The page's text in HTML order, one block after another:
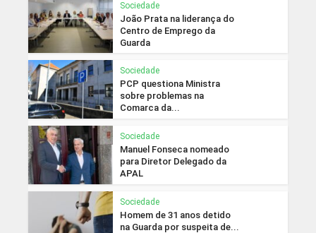
Sociedade
João Prata na liderança do
Centro de Emprego da
Guarda
Sociedade
PCP questiona Ministra
sobre problemas na
Comarca da...
Sociedade
Manuel Fonseca nomeado
para Diretor Delegado da
APAL
Sociedade
Homem de 31 anos detido
na Guarda por suspeita de...